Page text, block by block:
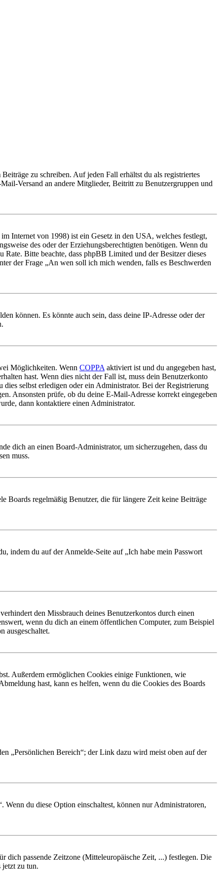
zu schreiben. Auf jeden Fall erhältst du als registriertes
Versand an andere Mitglieder, Beitritt zu Benutzergruppen und
Internet von 1998) ist ein Gesetz in den USA, welches festlegt,
des oder der Erziehungsberechtigten benötigen. Wenn du
Bitte beachte, dass phpBB Limited und der Besitzer dieses
der Frage „An wen soll ich mich wenden, falls es Beschwerden
können. Es könnte auch sein, dass deine IP-Adresse oder der
Möglichkeiten. Wenn COPPA aktiviert ist und du angegeben hast,
hast. Wenn dies nicht der Fall ist, muss dein Benutzerkonto
selbst erledigen oder ein Administrator. Bei der Registrierung
Ansonsten prüfe, ob du deine E-Mail-Adresse korrekt eingegeben
dann kontaktiere einen Administrator.
dich an einen Board-Administrator, um sicherzugehen, dass du
muss.
Boards regelmäßig Benutzer, die für längere Zeit keine Beiträge
indem du auf der Anmelde-Seite auf „Ich habe mein Passwort
den Missbrauch deines Benutzerkontos durch einen
wenn du dich an einem öffentlichen Computer, zum Beispiel
ausgeschaltet.
Außerdem ermöglichen Cookies einige Funktionen, wie
hast, kann es helfen, wenn du die Cookies des Boards
„Persönlichen Bereich“; der Link dazu wird meist oben auf der
du diese Option einschaltest, können nur Administratoren,
dich passende Zeitzone (Mitteleuropäische Zeit, ...) festlegen. Die
jetzt zu tun.